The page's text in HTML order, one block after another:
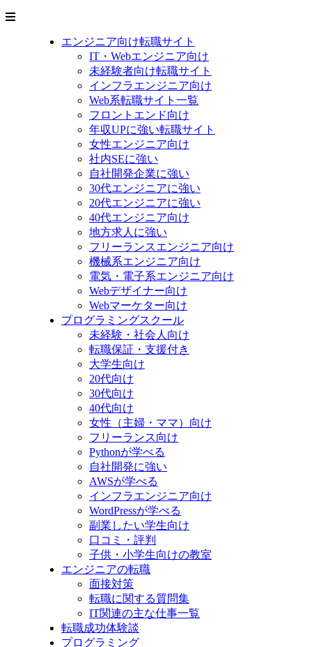
エンジニア向け転職サイト
IT・Webエンジニア向け
未経験者向け転職サイト
インフラエンジニア向け
Web系転職サイト一覧
フロントエンド向け
年収UPに強い転職サイト
女性エンジニア向け
社内SEに強い
自社開発企業に強い
30代エンジニアに強い
20代エンジニアに強い
40代エンジニア向け
地方求人に強い
フリーランスエンジニア向け
機械系エンジニア向け
電気・電子系エンジニア向け
Webデザイナー向け
Webマーケター向け
プログラミングスクール
未経験・社会人向け
転職保証・支援付き
大学生向け
20代向け
30代向け
40代向け
女性（主婦・ママ）向け
フリーランス向け
Pythonが学べる
自社開発に強い
AWSが学べる
インフラエンジニア向け
WordPressが学べる
副業したい学生向け
口コミ・評判
子供・小学生向けの教室
エンジニアの転職
面接対策
転職に関する質問集
IT関連の主な仕事一覧
転職成功体験談
プログラミング